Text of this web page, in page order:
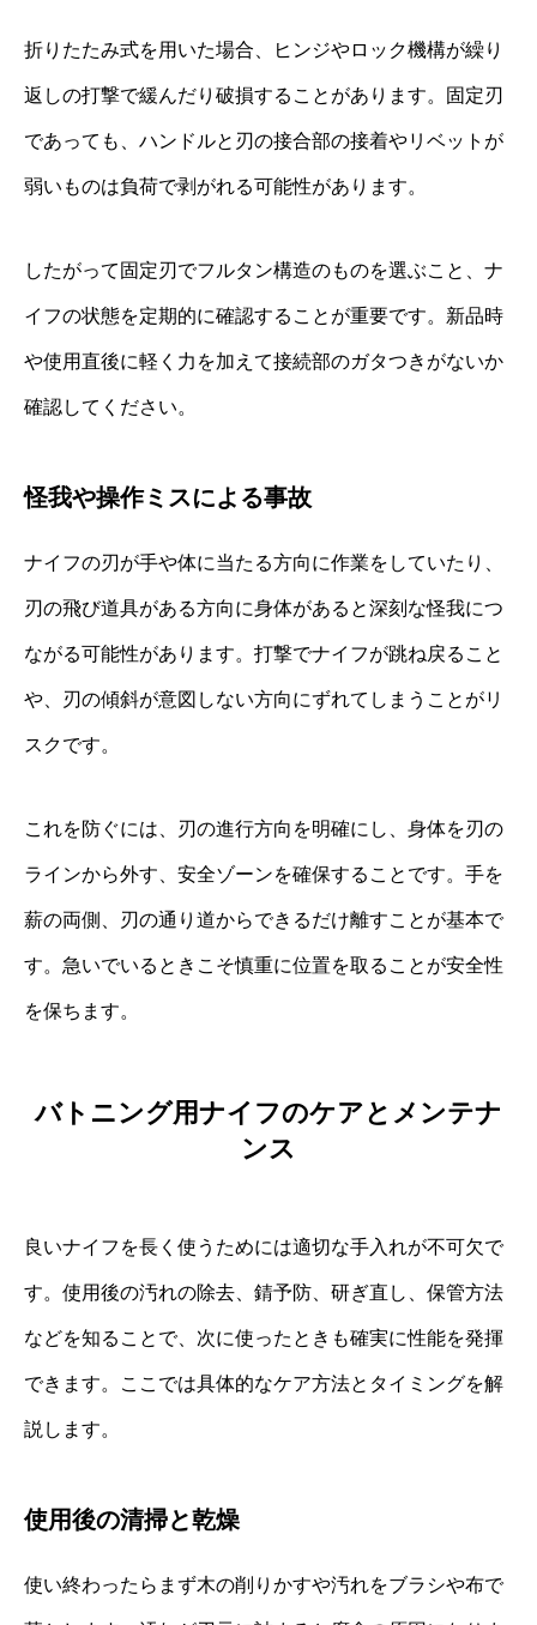
折りたたみ式を用いた場合、ヒンジやロック機構が繰り
返しの打撃で緩んだり破損することがあります。固定刃
であっても、ハンドルと刃の接合部の接着やリベットが
弱いものは負荷で剥がれる可能性があります。
したがって固定刃でフルタン構造のものを選ぶこと、ナ
イフの状態を定期的に確認することが重要です。新品時
や使用直後に軽く力を加えて接続部のガタつきがないか
確認してください。
怪我や操作ミスによる事故
ナイフの刃が手や体に当たる方向に作業をしていたり、
刃の飛び道具がある方向に身体があると深刻な怪我につ
ながる可能性があります。打撃でナイフが跳ね戻ること
や、刃の傾斜が意図しない方向にずれてしまうことがリ
スクです。
これを防ぐには、刃の進行方向を明確にし、身体を刃の
ラインから外す、安全ゾーンを確保することです。手を
薪の両側、刃の通り道からできるだけ離すことが基本で
す。急いでいるときこそ慎重に位置を取ることが安全性
を保ちます。
バトニング用ナイフのケアとメンテナ
ンス
良いナイフを長く使うためには適切な手入れが不可欠で
す。使用後の汚れの除去、錆予防、研ぎ直し、保管方法
などを知ることで、次に使ったときも確実に性能を発揮
できます。ここでは具体的なケア方法とタイミングを解
説します。
使用後の清掃と乾燥
使い終わったらまず木の削りかすや汚れをブラシや布で